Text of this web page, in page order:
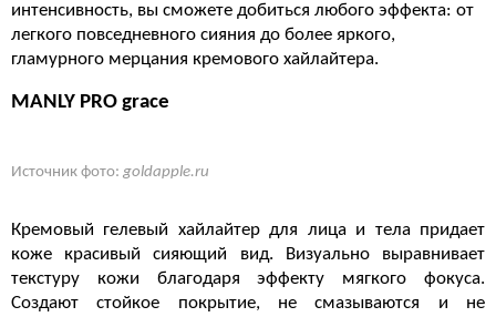
интенсивность, вы сможете добиться любого эффекта: от
легкого повседневного сияния до более яркого,
гламурного мерцания кремового хайлайтера.
MANLY PRO grace
Источник фото: goldapple.ru
Кремовый гелевый хайлайтер для лица и тела придает
коже красивый сияющий вид. Визуально выравнивает
текстуру кожи благодаря эффекту мягкого фокуса.
Создают стойкое покрытие, не смазываются и не